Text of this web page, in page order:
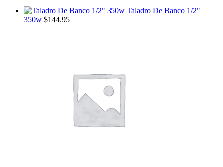
Taladro De Banco 1/2"
350w $144.95